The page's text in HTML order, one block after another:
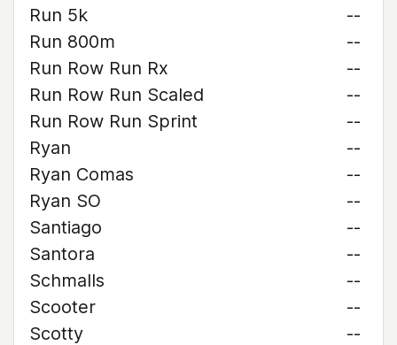
Run 5k
--
Run 800m
--
Run Row Run Rx
--
Run Row Run Scaled
--
Run Row Run Sprint
--
Ryan
--
Ryan Comas
--
Ryan SO
--
Santiago
--
Santora
--
Schmalls
--
Scooter
--
Scotty
--